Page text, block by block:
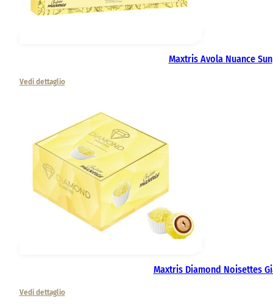
Maxtris Avola Nuance Sun
Vedi dettaglio
Maxtris Diamond Noisettes
Vedi dettaglio